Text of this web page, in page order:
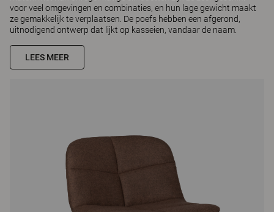
voor veel omgevingen en combinaties, en hun lage gewicht maakt
ze gemakkelijk te verplaatsen. De poefs hebben een afgerond,
uitnodigend ontwerp dat lijkt op kasseien, vandaar de naam.
LEES MEER